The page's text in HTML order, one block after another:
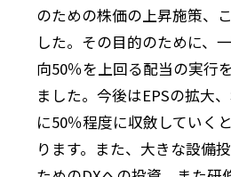
のための株価の上昇施策、
した。その目的のために、
向50％を上回る配当の実行
ました。今後はEPSの拡大
に50％程度に収斂していく
ります。また、大きな設備